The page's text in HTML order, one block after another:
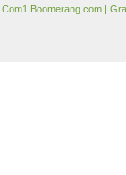
Com1 Boomerang.com |